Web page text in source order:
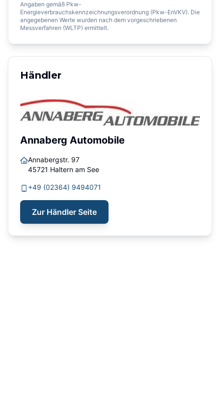
Angaben gemäß Pkw-
Energieverbrauchskennzeichnungsverordnung (Pkw-EnVKV). Die
angegebenen Werte wurden nach dem vorgeschriebenen
Messverfahren (WLTP) ermittelt.
Händler
Annaberg Automobile
Annabergstr. 97
45721 Haltern am See
+49 (02364) 9494071
Zur Händler Seite